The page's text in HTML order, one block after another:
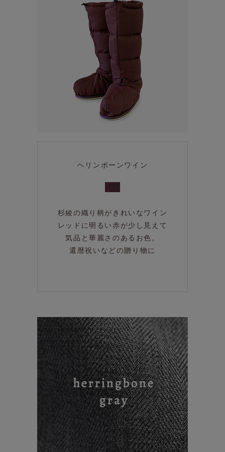
ヘリンボーンワイン
杉綾の織り柄がきれいなワイン
レッドに明るい赤が少し見えて
気品と華麗さのあるお色。
還暦祝いなどの贈り物に